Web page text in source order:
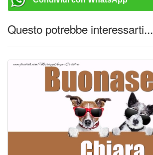
Questo potrebbe interessarti...